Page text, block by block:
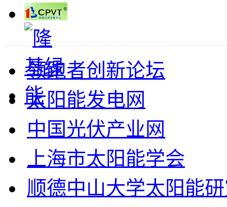
领跑者创新论坛
太阳能发电网
中国光伏产业网
上海市太阳能学会
顺德中山大学太阳能